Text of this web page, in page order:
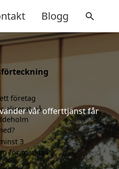
Blogg
vår offerttjänst får
företag
på
3
för markis i